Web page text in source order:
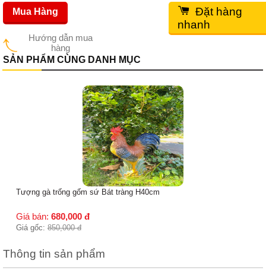
Hướng dẫn mua
hàng
Mua Hàng
Đặt hàng
nhanh
SẢN PHẨM CÙNG DANH MỤC
Tượng gà trống gốm sứ Bát tràng H40cm
Giá bán: 680,000 đ
Giá gốc: 850,000 đ
Thông tin sản phẩm